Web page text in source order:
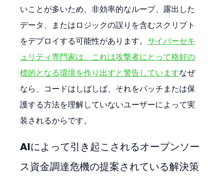
いことが多いため、非効率的なループ、露出した
データ、またはロジックの誤りを含むスクリプト
をデプロイする可能性があります。サイバーセキ
ュリティ専門家は、これは攻撃者にとって格好の
標的となる環境を作り出すと警告していますなぜ
なら、コードはしばしば、それをパッチまたは保
護する方法を理解していないユーザーによって実
装されるからです。
AIによって引き起こされるオープンソー
ス資金調達危機の提案されている解決策